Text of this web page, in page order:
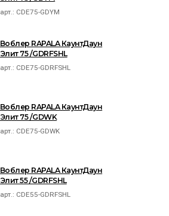
арт.: CDE75-GDYM
Воблер RAPALA КаунтДаун
Элит 75 /GDRFSHL
арт.: CDE75-GDRFSHL
Воблер RAPALA КаунтДаун
Элит 75 /GDWK
арт.: CDE75-GDWK
Воблер RAPALA КаунтДаун
Элит 55 /GDRFSHL
арт.: CDE55-GDRFSHL